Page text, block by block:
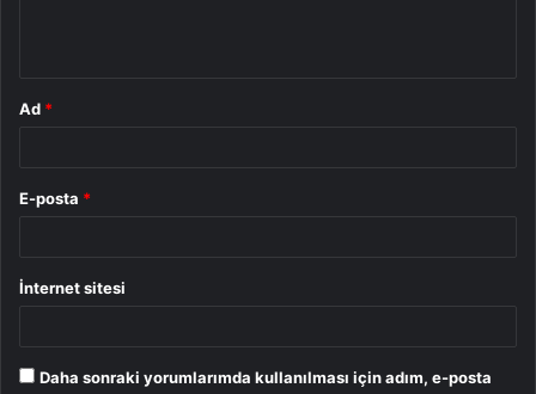
Ad *
E-posta *
İnternet sitesi
Daha sonraki yorumlarımda kullanılması için adım, e-posta